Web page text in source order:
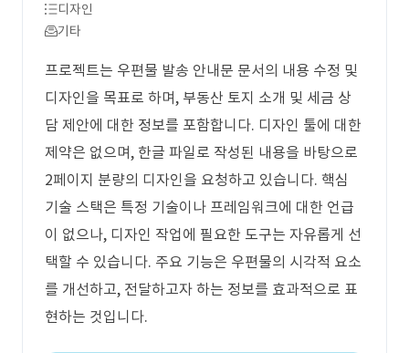
디자인
기타
프로젝트는 우편물 발송 안내문 문서의 내용 수정 및
디자인을 목표로 하며, 부동산 토지 소개 및 세금 상
담 제안에 대한 정보를 포함합니다. 디자인 툴에 대한
제약은 없으며, 한글 파일로 작성된 내용을 바탕으로
2페이지 분량의 디자인을 요청하고 있습니다. 핵심
기술 스택은 특정 기술이나 프레임워크에 대한 언급
이 없으나, 디자인 작업에 필요한 도구는 자유롭게 선
택할 수 있습니다. 주요 기능은 우편물의 시각적 요소
를 개선하고, 전달하고자 하는 정보를 효과적으로 표
현하는 것입니다.